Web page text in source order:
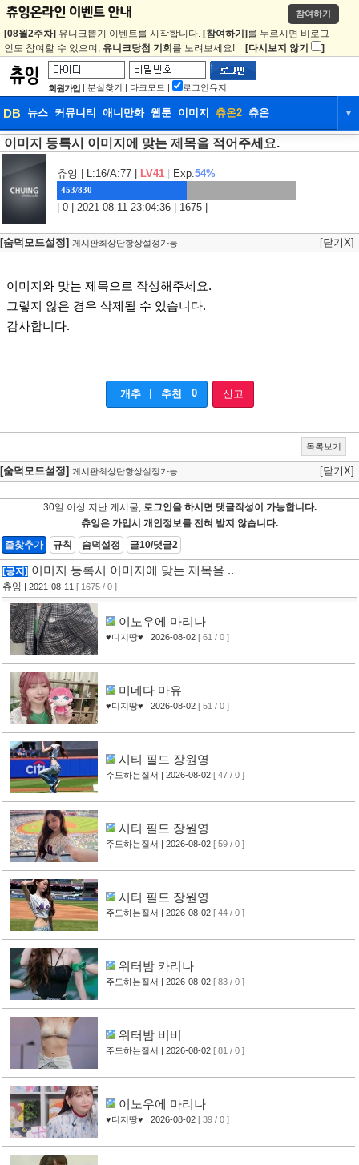
참여하기
[08월2주차] 유니크뽑기 이벤트를 시작합니다. [참여하기] 를 누르시면 비로그
인도 참여할 수 있으며, 유니크당첨 기회 를 노려보세요! [다시보지 않기 ]
회원가입 | 분실찾기 | 다크모드 | 로그인유지
DB 뉴스 커뮤니티 애니만화 웹툰 이미지 츄온2 츄온 ▼
DB 뉴스 커뮤니티
웹툰 이미지 츄온2
이미지 등록시 이미지에 맞는 제목을 적어주세요.
츄잉 | L:16/A:77 | LV41 Exp.54%
453/830
| 0 | 2021-08-11 23:04:36 | 1675 |
[숨덕모드설정] 게시판최상단항상설정가능 [닫기X]
이미지와 맞는 제목으로 작성해주세요.
그렇지 않은 경우 삭제될 수 있습니다.
감사합니다.
개추 추천 0 신고
목록보기
[숨덕모드설정] 게시판최상단항상설정가능 [닫기X]
30일 이상 지난 게시물, 로그인을 하시면 댓글작성이 가능합니다.
츄잉은 가입시 개인정보를 전혀 받지 않습니다.
즐찾추가
규칙 숨덕설정 글10/댓글2
[공지] 이미지 등록시 이미지에 맞는 제목을 ..
츄잉 | 2021-08-11 [ 1675 / 0 ]
이노우에 마리나
♥디지땅♥ | 2026-08-02 [ 61 / 0 ]
미네다 마유
♥디지땅♥ | 2026-08-02 [ 51 / 0 ]
시티 필드 장원영
주도하는질서 | 2026-08-02 [ 47 / 0 ]
시티 필드 장원영
주도하는질서 | 2026-08-02 [ 59 / 0 ]
시티 필드 장원영
주도하는질서 | 2026-08-02 [ 44 / 0 ]
워터밤 카리나
주도하는질서 | 2026-08-02 [ 83 / 0 ]
워터밤 비비
주도하는질서 | 2026-08-02 [ 81 / 0 ]
이노우에 마리나
♥디지땅♥ | 2026-08-02 [ 39 / 0 ]